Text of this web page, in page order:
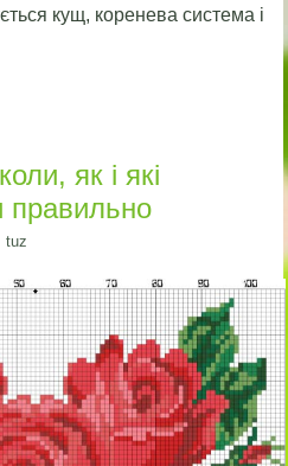
кущ, коренева система і
як і які
правильно
tuz